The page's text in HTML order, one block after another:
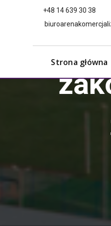
+48 14 639 30 38
Strona główna